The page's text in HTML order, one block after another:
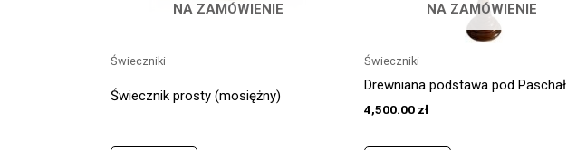
NA ZAMÓWIENIE
Świeczniki
Świecznik prosty (mosiężny)
NA ZAMÓWIENIE
Świeczniki
Drewniana podstawa pod Paschał
4,500.00 zł